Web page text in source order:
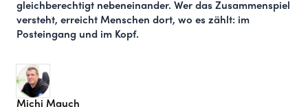
gleichberechtigt nebeneinander. Wer das Zusammenspiel
versteht, erreicht Menschen dort, wo es zählt: im
Posteingang und im Kopf.
Michi Mauch